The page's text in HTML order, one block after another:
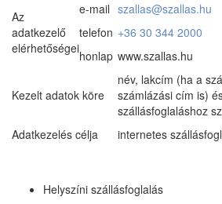
Az
adatkezelő
elérhetőségei
e-mail szallas@szallas.hu
telefon +36 30 344 2000
honlap www.szallas.hu
Kezelt adatok köre
név, lakcím (ha a
számlázási cím is)
szállásfoglaláshoz
Adatkezelés célja
internetes
Helyszíni szállásfoglalás